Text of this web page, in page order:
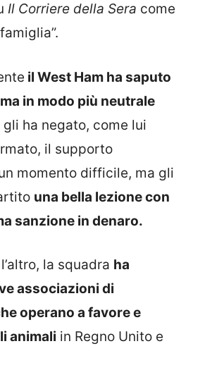
Il Corriere della Sera come
il West Ham ha saputo
in modo più neutrale
gli ha negato, come lui
il supporto
momento difficile, ma gli
una bella lezione con
sanzione in denaro.
la squadra ha
associazioni di
operano a favore e
animali in Regno Unito e